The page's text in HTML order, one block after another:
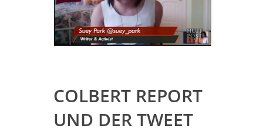
COLBERT REPORT
UND DER TWEET